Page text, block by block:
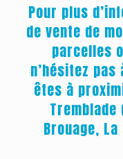
Pour plus
de vente de
parcelles
n’hésitez
êtes à
Tremblade
Brouage,